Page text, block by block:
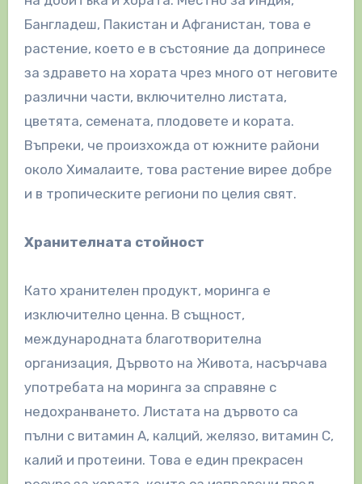
Бангладеш, Пакистан и Афганистан, това е
растение, което е в състояние да допринесе
за здравето на хората чрез много от неговите
различни части, включително листата,
цветята, семената, плодовете и кората.
Въпреки, че произхожда от южните райони
около Хималаите, това растение вирее добре
и в тропическите региони по целия свят.
Хранителната стойност
Като хранителен продукт, моринга е
изключително ценна. В същност,
международната благотворителна
организация, Дървото на Живота, насърчава
употребата на моринга за справяне с
недохранването. Листата на дървото са
пълни с витамин А, калций, желязо, витамин С,
калий и протеини. Това е един прекрасен